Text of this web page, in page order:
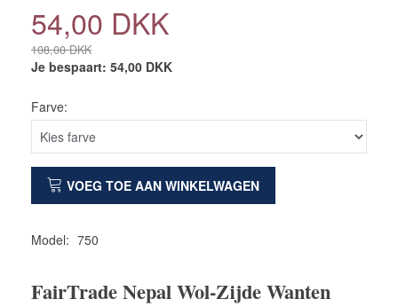
54,00 DKK
108,00 DKK
Je bespaart: 54,00 DKK
Farve:
VOEG TOE AAN WINKELWAGEN
Model: 750
FairTrade Nepal Wol-Zijde Wanten